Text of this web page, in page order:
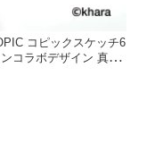
コピックスケッチ6
コラボデザイン 真希